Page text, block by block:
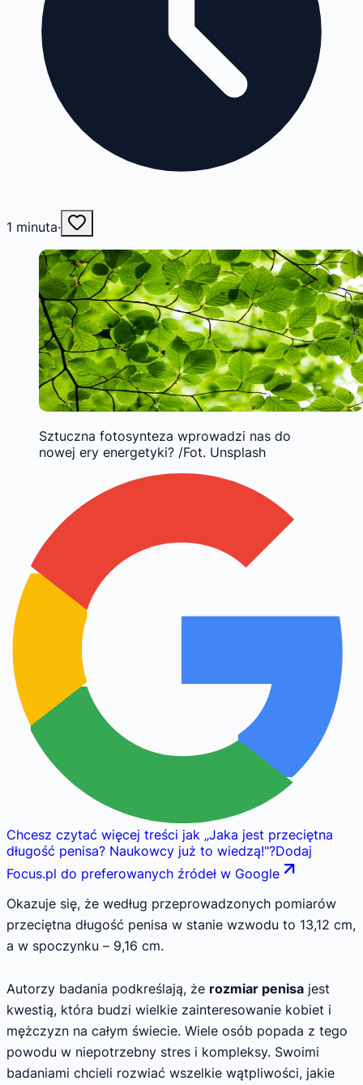
1 minuta·
Sztuczna fotosynteza wprowadzi nas do
nowej ery energetyki? /Fot. Unsplash
Chcesz czytać więcej treści jak „Jaka jest przeciętna
długość penisa? Naukowcy już to wiedzą!"?Dodaj
Focus.pl do preferowanych źródeł w Google
Okazuje się, że według przeprowadzonych pomiarów
przeciętna długość penisa w stanie wzwodu to 13,12 cm,
a w spoczynku – 9,16 cm.
Autorzy badania podkreślają, że rozmiar penisa jest
kwestią, która budzi wielkie zainteresowanie kobiet i
mężczyzn na całym świecie. Wiele osób popada z tego
powodu w niepotrzebny stres i kompleksy. Swoimi
badaniami chcieli rozwiać wszelkie wątpliwości, jakie